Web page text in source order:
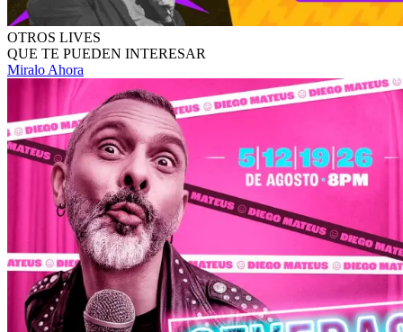
OTROS LIVES
QUE TE PUEDEN INTERESAR
Miralo Ahora